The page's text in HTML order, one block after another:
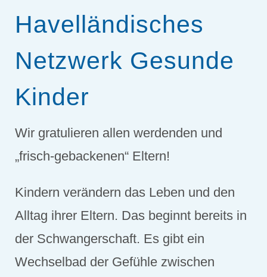
Havelländisches
Netzwerk Gesunde
Kinder
Wir gratulieren allen werdenden und
„frisch-gebackenen“ Eltern!
Kindern verändern das Leben und den
Alltag ihrer Eltern. Das beginnt bereits in
der Schwangerschaft. Es gibt ein
Wechselbad der Gefühle zwischen